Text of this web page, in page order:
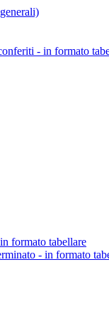
- in formato
formato tabellare
- in formato